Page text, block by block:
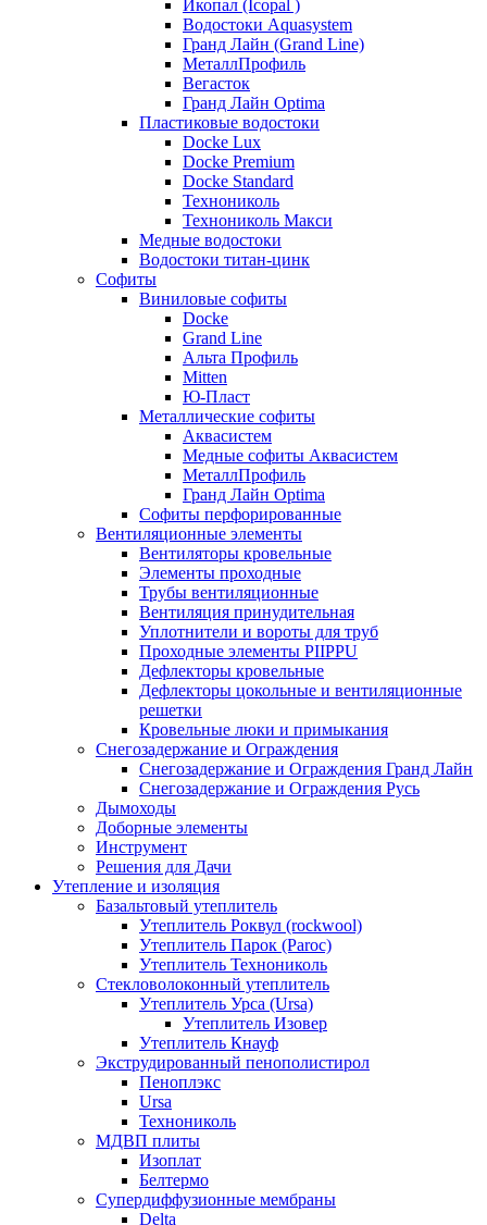
Икопал (Icopal )
Водостоки Aquasystem
Гранд Лайн (Grand Line)
МеталлПрофиль
Вегасток
Гранд Лайн Optima
Пластиковые водостоки
Docke Lux
Docke Premium
Docke Standard
Технониколь
Технониколь Макси
Медные водостоки
Водостоки титан-цинк
Софиты
Виниловые софиты
Docke
Grand Line
Альта Профиль
Mitten
Ю-Пласт
Металлические софиты
Аквасистем
Медные софиты Аквасистем
МеталлПрофиль
Гранд Лайн Optima
Софиты перфорированные
Вентиляционные элементы
Вентиляторы кровельные
Элементы проходные
Трубы вентиляционные
Вентиляция принудительная
Уплотнители и вороты для труб
Проходные элементы PIIPPU
Дефлекторы кровельные
Дефлекторы цокольные и вентиляционные
решетки
Кровельные люки и примыкания
Снегозадержание и Ограждения
Снегозадержание и Ограждения Гранд Лайн
Снегозадержание и Ограждения Русь
Дымоходы
Доборные элементы
Инструмент
Решения для Дачи
Утепление и изоляция
Базальтовый утеплитель
Утеплитель Роквул (rockwool)
Утеплитель Парок (Paroc)
Утеплитель Технониколь
Стекловолоконный утеплитель
Утеплитель Урса (Ursa)
Утеплитель Изовер
Утеплитель Кнауф
Экструдированный пенополистирол
Пеноплэкс
Ursa
Технониколь
МДВП плиты
Изоплат
Белтермо
Супердиффузионные мембраны
Delta